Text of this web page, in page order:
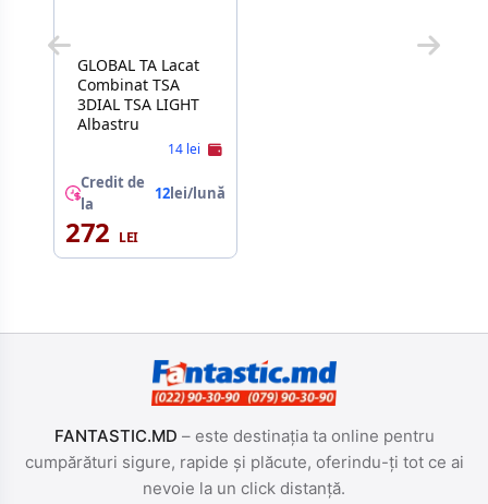
GLOBAL TA Lacat
Combinat TSA
3DIAL TSA LIGHT
Albastru
14 lei
Credit de
la
12lei/lună
272
FANTASTIC.MD – este destinația ta online pentru
cumpărături sigure, rapide și plăcute, oferindu-ți tot ce ai
nevoie la un click distanță.